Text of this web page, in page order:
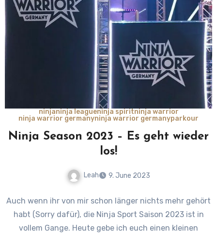
ninjaninja leagueninja spiritninja warrior
ninja warrior germanyninja warrior germanyparkour
Ninja Season 2023 – Es geht wieder
los!
Leah 9. June 2023
Comments
Auch wenn ihr von mir schon länger nichts mehr gehört
habt (Sorry dafür), die Ninja Sport Saison 2023 ist in
vollem Gange. Heute gebe ich euch einen kleinen